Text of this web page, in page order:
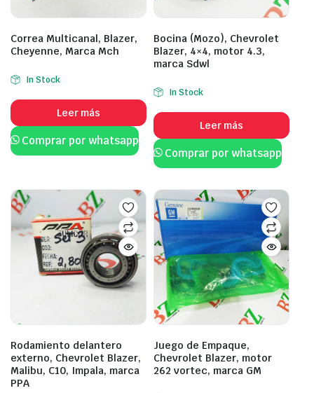
Correa Multicanal, Blazer,
Cheyenne, Marca Mch
In Stock
Leer más
Comprar por whatsapp
Bocina (Mozo), Chevrolet
Blazer, 4×4, motor 4.3,
marca Sdwl
In Stock
Leer más
Comprar por whatsapp
Rodamiento delantero
externo, Chevrolet Blazer,
Malibu, C10, Impala, marca
PPA
Juego de Empaque,
Chevrolet Blazer, motor
262 vortec, marca GM